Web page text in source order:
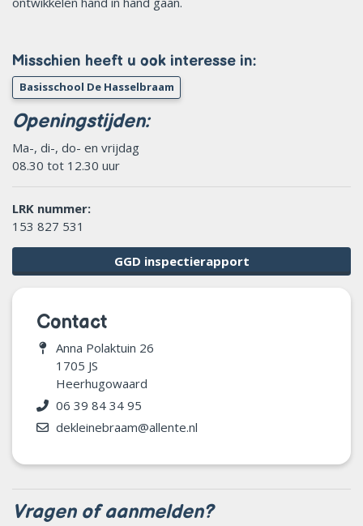
Misschien heeft u ook interesse in:
Basisschool De Hasselbraam
Openingstijden:
Ma-, di-, do- en vrijdag
08.30 tot 12.30 uur
LRK nummer:
153 827 531
GGD inspectierapport
Contact
Anna Polaktuin 26
1705 JS
Heerhugowaard
06 39 84 34 95
dekleinebraam@allente.nl
Vragen of aanmelden?